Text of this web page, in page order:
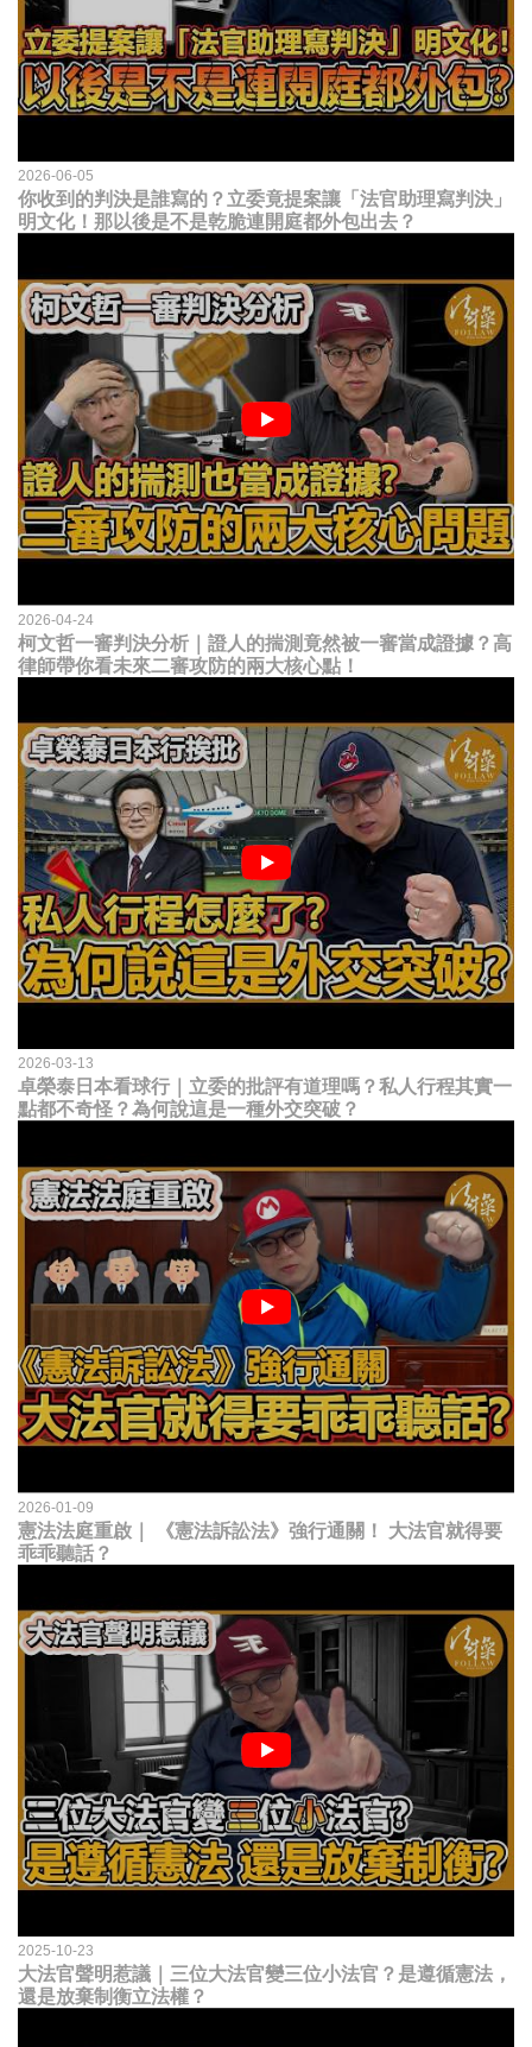
2026-06-05
你收到的判決是誰寫的？立委竟提案讓「法官助理寫判決」
明文化！那以後是不是乾脆連開庭都外包出去？
2026-04-24
柯文哲一審判決分析｜證人的揣測竟然被一審當成證據？高
律師帶你看未來二審攻防的兩大核心點！
2026-03-13
卓榮泰日本看球行｜立委的批評有道理嗎？私人行程其實一
點都不奇怪？為何說這是一種外交突破？
2026-01-09
憲法法庭重啟｜ 《憲法訴訟法》強行通關！ 大法官就得要
乖乖聽話？
2025-10-23
大法官聲明惹議｜三位大法官變三位小法官？是遵循憲法，
還是放棄制衡立法權？